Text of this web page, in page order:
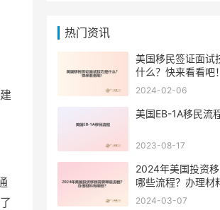
热门资讯
美国移民签证面试
什么？快来看看吧！
2024-02-06
美国EB-1A移民流
2023-08-17
2024年美国投资
哪些流程？办理材
些？
2024-03-07